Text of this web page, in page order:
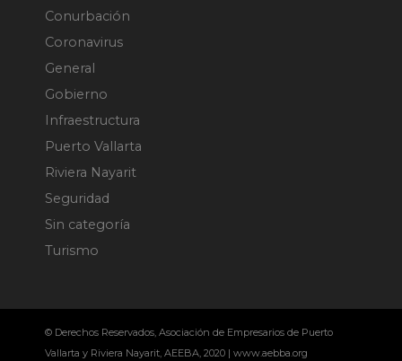
Conurbación
Coronavirus
General
Gobierno
Infraestructura
Puerto Vallarta
Riviera Nayarit
Seguridad
Sin categoría
Turismo
© Derechos Reservados, Asociación de Empresarios de Puerto
Vallarta y Riviera Nayarit, AEEBA, 2020 | www.aebba.org